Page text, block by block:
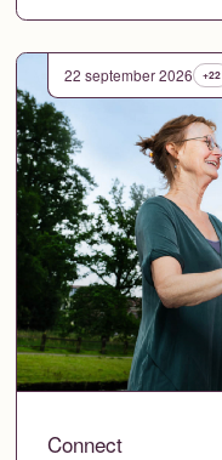
22 september 2026 +22
Connect